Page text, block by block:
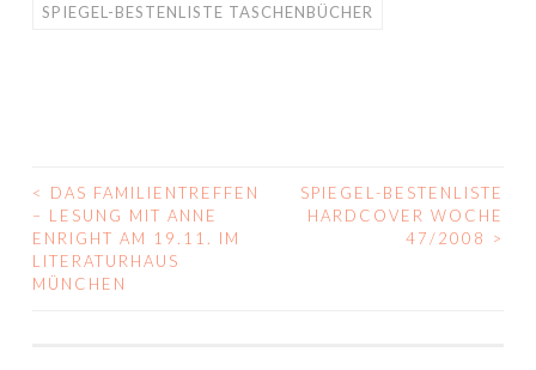
SPIEGEL-BESTENLISTE TASCHENBÜCHER
BEITRAGS-
NAVIGATION
<
DAS FAMILIENTREFFEN
– LESUNG MIT ANNE
ENRIGHT AM 19.11. IM
LITERATURHAUS
MÜNCHEN
SPIEGEL-BESTENLISTE
HARDCOVER WOCHE
47/2008
>